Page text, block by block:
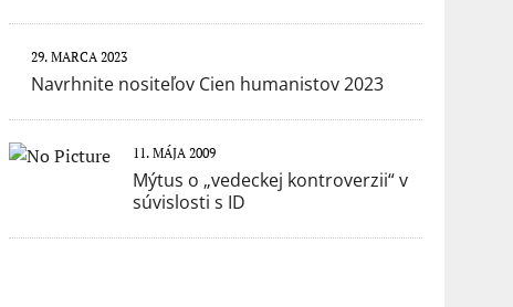
29. MARCA 2023
Navrhnite nositeľov Cien humanistov 2023
11. MÁJA 2009
Mýtus o „vedeckej kontroverzii“ v
súvislosti s ID